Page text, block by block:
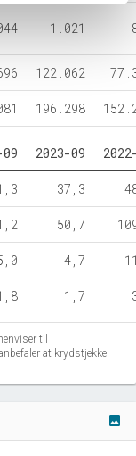
1.021
122.062
196.298
2023-09
37,3
50,7
4,7
1,7
til
at krydstjekke
image